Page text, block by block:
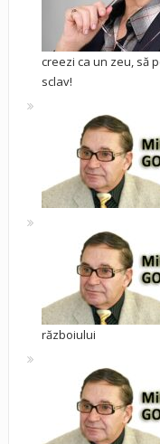
creezi ca un zeu, să
sclav!
războiului